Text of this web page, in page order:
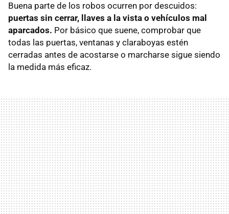
Buena parte de los robos ocurren por descuidos:
puertas sin cerrar, llaves a la vista o vehículos mal
aparcados. Por básico que suene, comprobar que
todas las puertas, ventanas y claraboyas estén
cerradas antes de acostarse o marcharse sigue siendo
la medida más eficaz.